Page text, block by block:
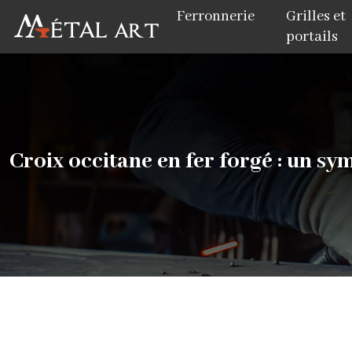
Ferronnerie
Grilles et
portails
Croix occitane en fer forgé : un